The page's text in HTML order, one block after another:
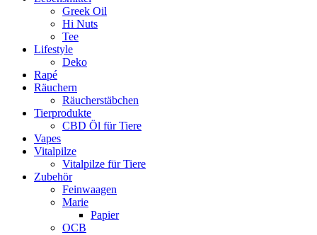
Greek Oil
Hi Nuts
Tee
Lifestyle
Deko
Rapé
Räuchern
Räucherstäbchen
Tierprodukte
CBD Öl für Tiere
Vapes
Vitalpilze
Vitalpilze für Tiere
Zubehör
Feinwaagen
Marie
Papier
OCB